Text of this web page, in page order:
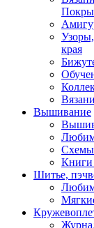
края
Вышивание
Схемы
Книги
Шитье,